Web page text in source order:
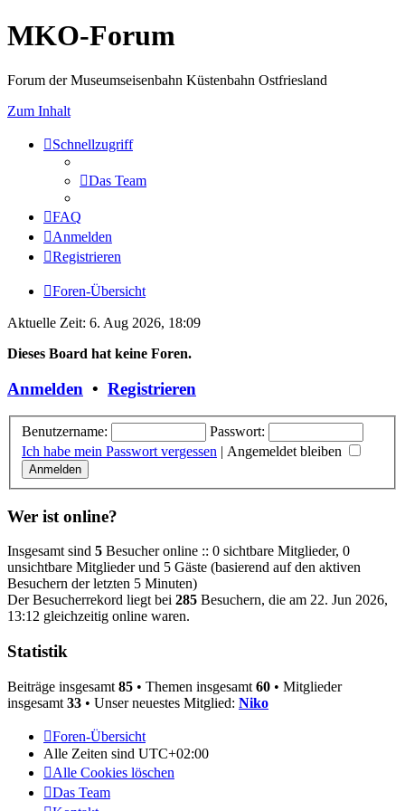
MKO-Forum
Forum der Museumseisenbahn Küstenbahn Ostfriesland
Zum Inhalt
Schnellzugriff
Das Team
FAQ
Anmelden
Registrieren
Foren-Übersicht
Aktuelle Zeit: 6. Aug 2026, 18:09
Dieses Board hat keine Foren.
Anmelden • Registrieren
Benutzername:
Passwort:
Ich habe mein Passwort vergessen | Angemeldet bleiben
Wer ist online?
Insgesamt sind 5 Besucher online :: 0 sichtbare Mitglieder, 0
unsichtbare Mitglieder und 5 Gäste (basierend auf den aktiven
Besuchern der letzten 5 Minuten)
Der Besucherrekord liegt bei 285 Besuchern, die am 22. Jun 2026,
13:12 gleichzeitig online waren.
Statistik
Beiträge insgesamt 85 • Themen insgesamt 60 • Mitglieder
insgesamt 33 • Unser neuestes Mitglied: Niko
Foren-Übersicht
Alle Zeiten sind UTC+02:00
Alle Cookies löschen
Das Team